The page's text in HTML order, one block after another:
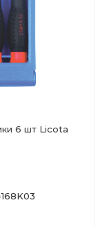
6 шт Licota